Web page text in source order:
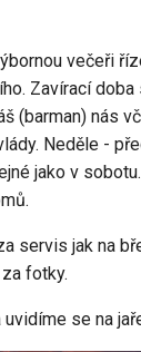
večeři
Zavírací
(barman) nás
Neděle -
jako v
servis jak na
fotky.
se na